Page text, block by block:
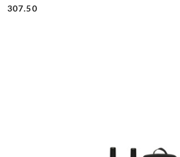
Cena:
Cena:
307.50